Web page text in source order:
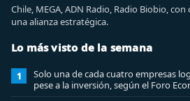
Chile, MEGA, ADN Radio, Radio Biobio,
una alianza estratégica.
Lo más visto de la semana
1
Solo una de cada cuatro empresas
pese a la inversión, según el Foro